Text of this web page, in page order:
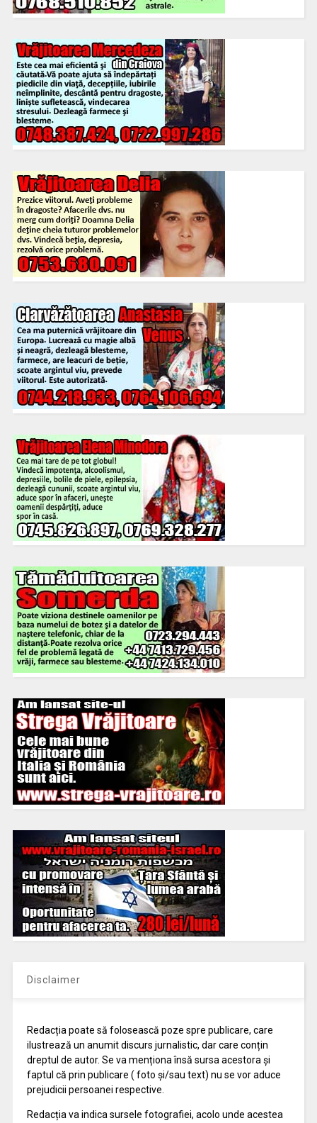
Disclaimer
Redacția poate să folosească poze spre publicare, care
ilustrează un anumit discurs jurnalistic, dar care conțin
dreptul de autor. Se va menționa însă sursa acestora și
faptul că prin publicare ( foto și/sau text) nu se vor aduce
prejudicii persoanei respective.
Redacția va indica sursele fotografiei, acolo unde acestea